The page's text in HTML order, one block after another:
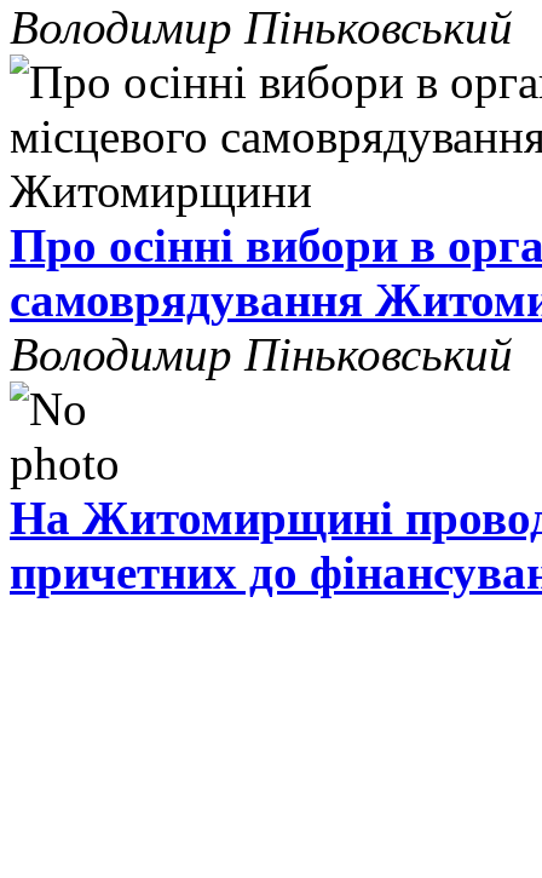
Володимир Піньковський
Про осінні вибори в
самоврядування
Володимир Піньковський
На Житомирщині
причетних до